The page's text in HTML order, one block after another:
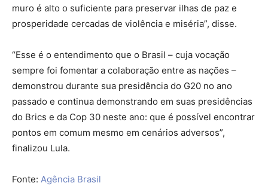
muro é alto o suficiente para preservar ilhas de paz e
prosperidade cercadas de violência e miséria”, disse.
“Esse é o entendimento que o Brasil – cuja vocação
sempre foi fomentar a colaboração entre as nações –
demonstrou durante sua presidência do G20 no ano
passado e continua demonstrando em suas presidências
do Brics e da Cop 30 neste ano: que é possível encontrar
pontos em comum mesmo em cenários adversos”,
finalizou Lula.
Fonte: Agência Brasil